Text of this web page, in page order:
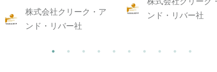
株式会社クリーク・ア
ンド・リバー社
ンド・リバー社